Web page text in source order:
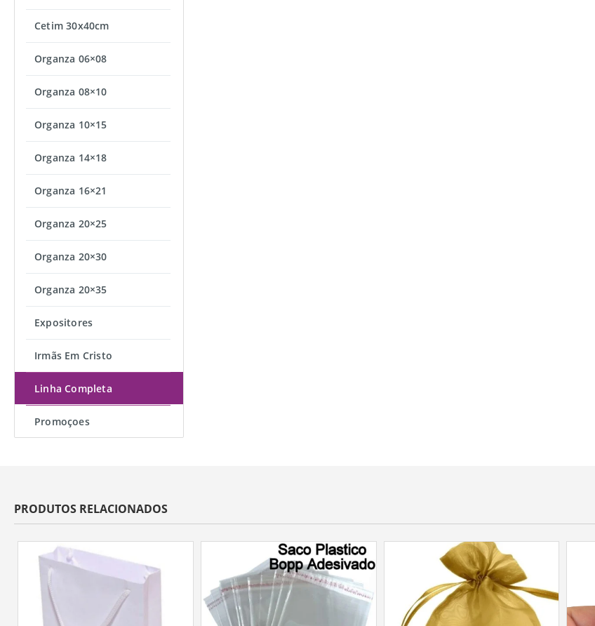
Cetim 30x40cm
Organza 06×08
Organza 08×10
Organza 10×15
Organza 14×18
Organza 16×21
Organza 20×25
Organza 20×30
Organza 20×35
Expositores
Irmãs Em Cristo
Linha Completa
Promoçoes
PRODUTOS RELACIONADOS